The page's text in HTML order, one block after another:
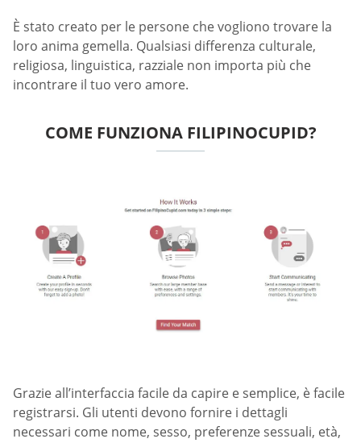
È stato creato per le persone che vogliono trovare la
loro anima gemella. Qualsiasi differenza culturale,
religiosa, linguistica, razziale non importa più che
incontrare il tuo vero amore.
COME FUNZIONA FILIPINOCUPID?
Grazie all’interfaccia facile da capire e semplice, è facile
registrarsi. Gli utenti devono fornire i dettagli
necessari come nome, sesso, preferenze sessuali, età,